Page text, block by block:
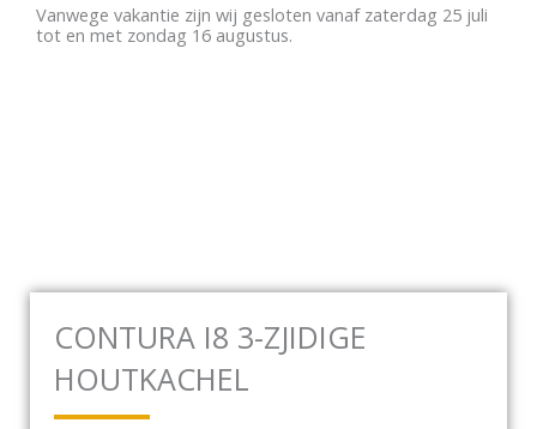
Vanwege vakantie zijn wij gesloten vanaf zaterdag 25 juli
tot en met zondag 16 augustus.
CONTURA I8 3-ZJIDIGE
HOUTKACHEL